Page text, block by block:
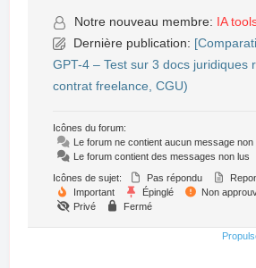
Notre nouveau membre: IA
Dernière publication:
GPT-4 – Test sur 3 docs juridiques
contrat freelance, CGU)
Icônes du forum:
Le forum ne contient aucun message non
Le forum contient des messages non lus
Icônes de sujet:
Pas répondu
Important
Épinglé Non
Privé
Fermé